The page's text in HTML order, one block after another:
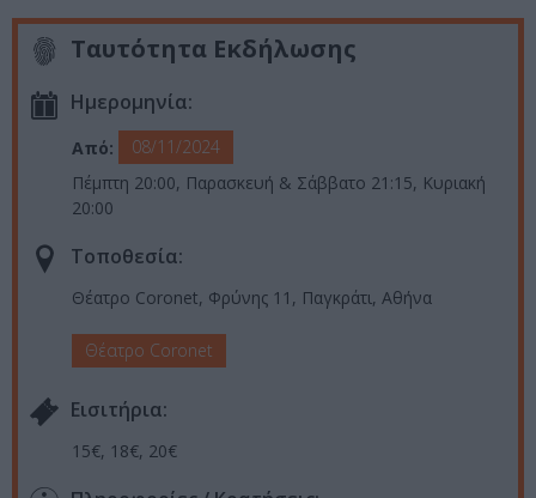
Ταυτότητα Εκδήλωσης
Ημερομηνία:
Από:
08/11/2024
Πέμπτη 20:00, Παρασκευή & Σάββατο 21:15, Κυριακή
20:00
Τοποθεσία:
Θέατρο Coronet, Φρύνης 11, Παγκράτι, Αθήνα
Θέατρο Coronet
Eισιτήρια:
15€, 18€, 20€